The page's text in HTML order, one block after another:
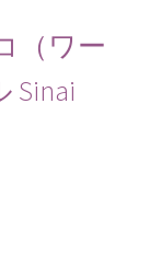
（ワー
Sinai